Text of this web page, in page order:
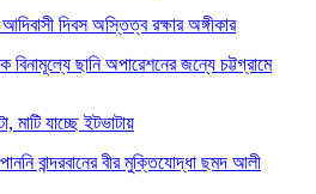
দিবস অস্তিত্ব রক্ষার অঙ্গীকার
ছানি অপারেশনের জন্যে চট্টগ্রামে
মাটি যাচ্ছে ইটভাটায়
বান্দরবানের বীর মুক্তিযোদ্ধা ছমদ আলী